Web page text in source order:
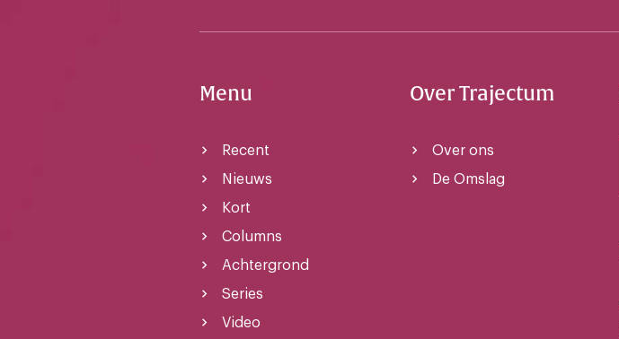
Menu
Recent
Nieuws
Kort
Columns
Achtergrond
Series
Video
Over Trajectum
Over ons
De Omslag